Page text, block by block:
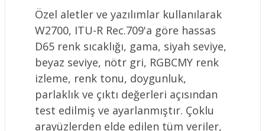
Özel aletler ve yazılımlar kullanılarak
W2700, ITU-R Rec.709'a göre hassas
D65 renk sıcaklığı, gama, siyah seviye,
beyaz seviye, nötr gri, RGBCMY renk
izleme, renk tonu, doygunluk,
parlaklık ve çıktı değerleri açısından
test edilmiş ve ayarlanmıştır. Çoklu
arayüzlerden elde edilen tüm veriler,